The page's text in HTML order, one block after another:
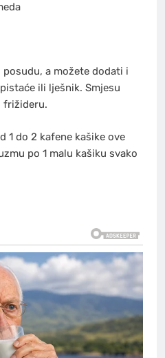
a možete dodati i
ili lješnik. Smjesu
frižideru.
1 do 2 kafene kašike ove
po 1 malu kašiku svako